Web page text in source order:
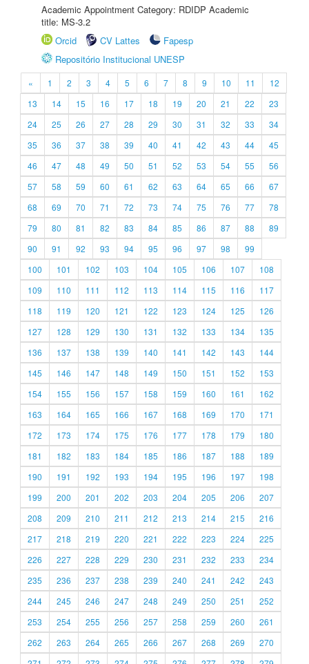
Academic Appointment Category: RDIDP Academic
title: MS-3.2
Orcid
CV Lattes
Fapesp
Repositório Institucional UNESP
« 1 2 3 4 5 6 7 8 9 10 11
12
13
14 15 16 17 18 19 20 21 22
23
24
25 26 27 28 29 30 31 32 33
34
35
36 37 38 39 40 41 42 43 44
45
46
47 48 49 50 51 52 53 54 55
56
57
58 59 60 61 62 63 64 65 66
67
68
69 70 71 72 73 74 75 76 77
78
79
80 81 82 83 84 85 86 87 88
89
90
91 92 93 94 95 96 97 98
99
100
101 102 103 104 105 106 107
108
109
110 111 112 113 114 115 116
117
118
119 120 121 122 123 124 125
126
127
128 129 130 131 132 133 134
135
136
137 138 139 140 141 142 143
144
145
146 147 148 149 150 151 152
153
154
155 156 157 158 159 160 161
162
163
164 165 166 167 168 169 170
171
172
173 174 175 176 177 178 179
180
181
182 183 184 185 186 187 188
189
190
191 192 193 194 195 196 197
198
199
200 201 202 203 204 205 206
207
208
209 210 211 212 213 214 215
216
217
218 219 220 221 222 223 224
225
226
227 228 229 230 231 232 233
234
235
236 237 238 239 240 241 242
243
244
245 246 247 248 249 250 251
252
253
254 255 256 257 258 259 260
261
262
263 264 265 266 267 268 269
270